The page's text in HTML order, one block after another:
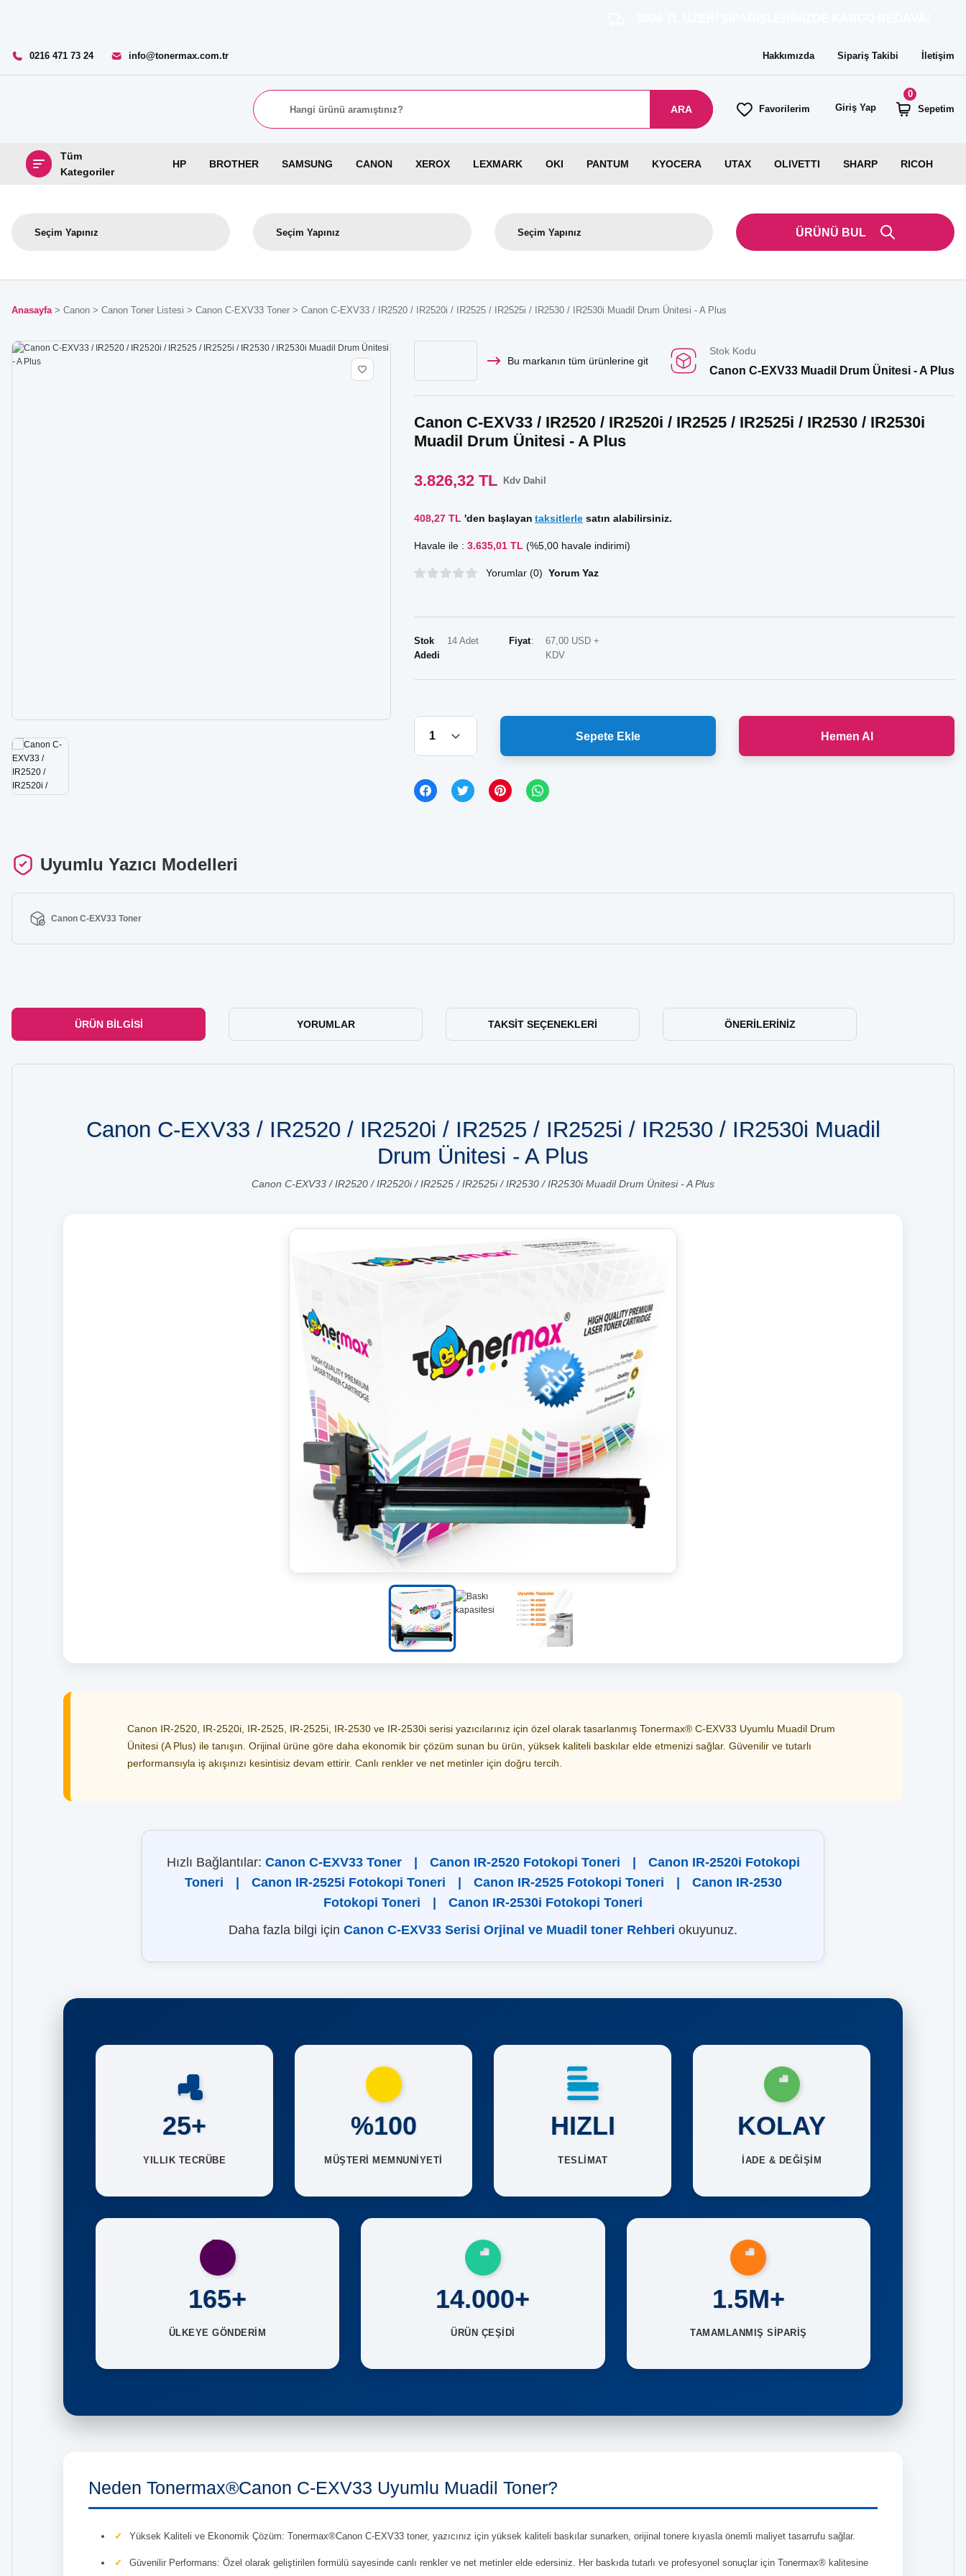
0216 471 73 24 info@tonermax.com.tr Hakkımızda Sipariş Takibi İletişim
ARA Favorilerim Giriş Yap Sepetim
0
Tüm
Kategoriler
HP BROTHER SAMSUNG CANON XEROX LEXMARK OKI PANTUM KYOCERA UTAX OLIVETTI SHARP RICOH
ÜRÜNÜ BUL
Anasayfa Canon Canon Toner Listesi Canon C-EXV33 Toner Canon C-EXV33 / IR2520 / IR2520i / IR2525 / IR2525i / IR2530 / IR2530i Muadil Drum Ünitesi - A Plus
Bu markanın tüm ürünlerine git
Stok Kodu
Canon C-EXV33 Muadil Drum Ünitesi - A Plus
Canon C-EXV33 / IR2520 / IR2520i / IR2525 / IR2525i / IR2530 / IR2530i
Muadil Drum Ünitesi - A Plus
3.826,32 TL Kdv Dahil
408,27 TL 'den başlayan taksitlerle satın alabilirsiniz.
Havale ile : 3.635,01 TL (%5,00 havale indirimi)
Yorumlar (0) Yorum Yaz
Stok
Adedi
14 Adet Fiyat
67,00 USD +
KDV
Sepete Ekle Hemen Al
Uyumlu Yazıcı Modelleri
Canon C-EXV33 Toner
ÜRÜN BILGISI YORUMLAR TAKSIT SEÇENEKLERI ÖNERILERINIZ
Canon C-EXV33 / IR2520 / IR2520i / IR2525 / IR2525i / IR2530 / IR2530i Muadil
Drum Ünitesi - A Plus
Canon C-EXV33 / IR2520 / IR2520i / IR2525 / IR2525i / IR2530 / IR2530i Muadil Drum Ünitesi - A Plus
Canon IR-2520, IR-2520i, IR-2525, IR-2525i, IR-2530 ve IR-2530i serisi yazıcılarınız için özel olarak tasarlanmış Tonermax® C-EXV33 Uyumlu Muadil Drum
Ünitesi (A Plus) ile tanışın. Orijinal ürüne göre daha ekonomik bir çözüm sunan bu ürün, yüksek kaliteli baskılar elde etmenizi sağlar. Güvenilir ve tutarlı
performansıyla iş akışınızı kesintisiz devam ettirir. Canlı renkler ve net metinler için doğru tercih.
Hızlı Bağlantılar: Canon C-EXV33 Toner Canon IR-2520 Fotokopi Toneri
Canon IR-2520i Fotokopi
Toneri
Canon IR-2525i Fotokopi Toneri Canon IR-2525 Fotokopi Toneri
Canon IR-2530
Fotokopi Toneri
Canon IR-2530i Fotokopi Toneri
Daha fazla bilgi için Canon C-EXV33 Serisi Orjinal ve Muadil toner Rehberi okuyunuz.
25+
YILLIK TECRÜBE
%100
MÜŞTERİ MEMNUNİYETİ
HIZLI
TESLİMAT
KOLAY
İADE & DEĞİŞİM
165+
ÜLKEYE GÖNDERİM
14.000+
ÜRÜN ÇEŞİDİ
1.5M+
TAMAMLANMIŞ SİPARİŞ
Neden Tonermax®Canon C-EXV33 Uyumlu Muadil Toner?
Yüksek Kaliteli ve Ekonomik Çözüm: Tonermax®Canon C-EXV33 toner, yazıcınız için yüksek kaliteli baskılar sunarken, orijinal tonere kıyasla önemli maliyet tasarrufu sağlar.
Güvenilir Performans: Özel olarak geliştirilen formülü sayesinde canlı renkler ve net metinler elde edersiniz. Her baskıda tutarlı ve profesyonel sonuçlar için Tonermax® kalitesine